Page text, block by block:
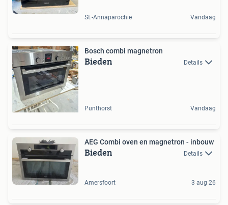
St.-Annaparochie Vandaag
Bosch combi magnetron
Bieden Details
Punthorst Vandaag
AEG Combi oven en magnetron - inbouw
Bieden Details
Amersfoort 3 aug 26